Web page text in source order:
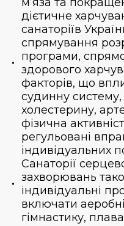
дієтичне
санаторіїв
спрямування
програми,
здорового
факторів, що
судинну систему,
холестерину,
фізична
регульовані
індивідуальних
Санаторії
захворювань
індивідуальні
включати
гімнастику,